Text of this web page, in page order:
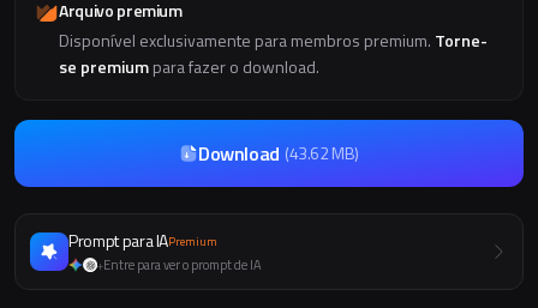
Arquivo premium
Disponível exclusivamente para membros premium. Torne-
se premiumpara fazer o download.
Download (43.62 MB)
Prompt para IAPremium
+Entre para ver o prompt de IA